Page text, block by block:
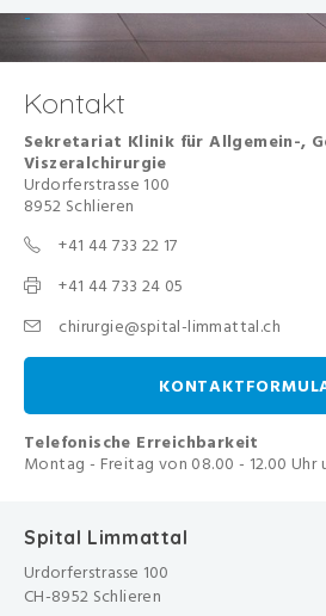
Kontakt
Sekretariat Klinik für Allgemein-,
Viszeralchirurgie
Urdorferstrasse 100
8952 Schlieren
+41 44 733 22 17
+41 44 733 24 05
chirurgie@spital-limmattal.ch
Telefonische Erreichbarkeit
Montag - Freitag von 08.00 - 12.00 Uhr
Spital Limmattal
Urdorferstrasse 100
CH-8952 Schlieren
-